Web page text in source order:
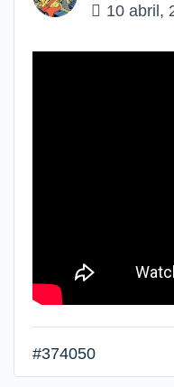
10 abril,
#374050